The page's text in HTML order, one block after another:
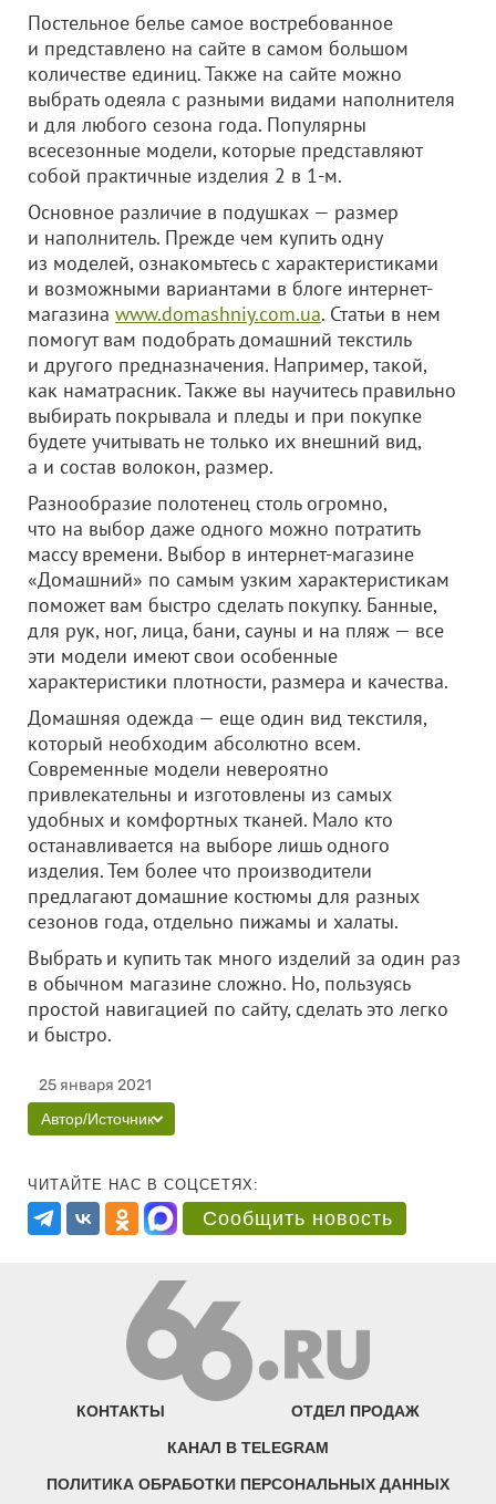
Постельное белье самое востребованное
и представлено на сайте в самом большом
количестве единиц. Также на сайте можно
выбрать одеяла с разными видами наполнителя
и для любого сезона года. Популярны
всесезонные модели, которые представляют
собой практичные изделия 2 в 1-м.
Основное различие в подушках — размер
и наполнитель. Прежде чем купить одну
из моделей, ознакомьтесь с характеристиками
и возможными вариантами в блоге интернет-
магазина www.domashniy.com.ua. Статьи в нем
помогут вам подобрать домашний текстиль
и другого предназначения. Например, такой,
как наматрасник. Также вы научитесь правильно
выбирать покрывала и пледы и при покупке
будете учитывать не только их внешний вид,
а и состав волокон, размер.
Разнообразие полотенец столь огромно,
что на выбор даже одного можно потратить
массу времени. Выбор в интернет-магазине
«Домашний» по самым узким характеристикам
поможет вам быстро сделать покупку. Банные,
для рук, ног, лица, бани, сауны и на пляж — все
эти модели имеют свои особенные
характеристики плотности, размера и качества.
Домашняя одежда — еще один вид текстиля,
который необходим абсолютно всем.
Современные модели невероятно
привлекательны и изготовлены из самых
удобных и комфортных тканей. Мало кто
останавливается на выборе лишь одного
изделия. Тем более что производители
предлагают домашние костюмы для разных
сезонов года, отдельно пижамы и халаты.
Выбрать и купить так много изделий за один раз
в обычном магазине сложно. Но, пользуясь
простой навигацией по сайту, сделать это легко
и быстро.
25 января 2021
Автор/Источник
ЧИТАЙТЕ НАС В СОЦСЕТЯХ:
Сообщить новость
КОНТАКТЫ ОТДЕЛ ПРОДАЖ
КАНАЛ В TELEGRAM
ПОЛИТИКА ОБРАБОТКИ ПЕРСОНАЛЬНЫХ ДАННЫХ